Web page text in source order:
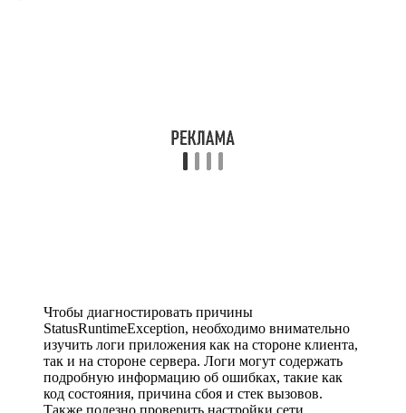
Чтобы диагностировать причины
StatusRuntimeException, необходимо внимательно
изучить логи приложения как на стороне клиента,
так и на стороне сервера. Логи могут содержать
подробную информацию об ошибках, такие как
код состояния, причина сбоя и стек вызовов.
Также полезно проверить настройки сети,